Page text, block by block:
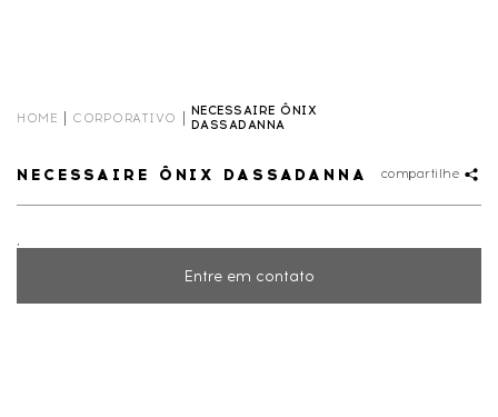
HOME CORPORATIVO
NECESSAIRE ÔNIX
DASSADANNA
NECESSAIRE ÔNIX DASSADANNA compartilhe
,
Entre em contato